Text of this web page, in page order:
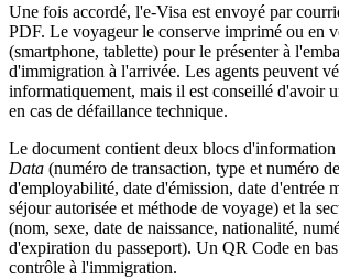
Une fois accordé, l'e-Visa est envoyé par
PDF. Le voyageur le conserve imprimé ou en
(smartphone, tablette) pour le présenter à
d'immigration à l'arrivée. Les agents peuvent
informatiquement, mais il est conseillé d'avoir
en cas de défaillance technique.
Le document contient deux blocs d'information
Data (numéro de transaction, type et numéro
d'employabilité, date d'émission, date d'entrée
séjour autorisée et méthode de voyage) et la
(nom, sexe, date de naissance, nationalité,
d'expiration du passeport). Un QR Code en
contrôle à l'immigration.